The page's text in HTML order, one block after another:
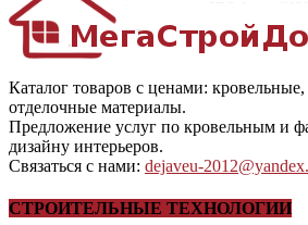
Каталог товаров с ценами:
отделочные материалы.
Предложение услуг по кровельным и
дизайну интерьеров.
Связаться с нами: dejaveu-
СТРОИТЕЛЬНЫЕ ТЕХНОЛОГИИ